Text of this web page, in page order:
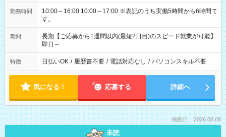
勤務時間
10:00～16:00 10:00～17:00 ※表記のうち実働5時間から6時間で
す。
期間
長期【ご応募から1週間以内(最短2日目)のスピード就業が可能】
即日～
特徴 日払いOK / 履歴書不要 / 電話対応なし / パソコンスキル不要
気になる！ 応募する 詳細へ
掲載日：2026.08.08
未読